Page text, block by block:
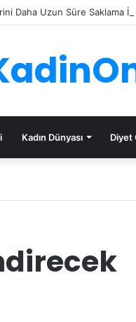
Daha Uzun Süre Saklama
Kadın Dünyası Diyet